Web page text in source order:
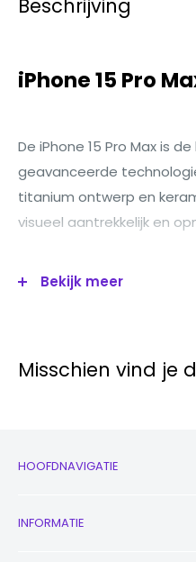
Beschrijving
iPhone 15 Pro
De iPhone 15 Pro Max is
geavanceerde
titanium ontwerp en
visueel aantrekkelijk en
egrootte:
Hoofdca
Bekijk meer
Misschien vind je
HOOFDNAVIGATIE
Nieuw
INFORMATIE